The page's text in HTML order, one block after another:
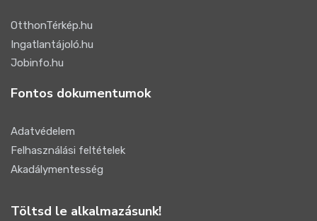
OtthonTérkép.hu
Ingatlantájoló.hu
Jobinfo.hu
Fontos dokumentumok
Adatvédelem
Felhasználási feltételek
Akadálymentesség
Töltsd le alkalmazásunk!